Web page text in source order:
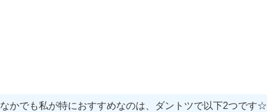
なかでも私が特におすすめなのは、ダントツで以下2つです☆